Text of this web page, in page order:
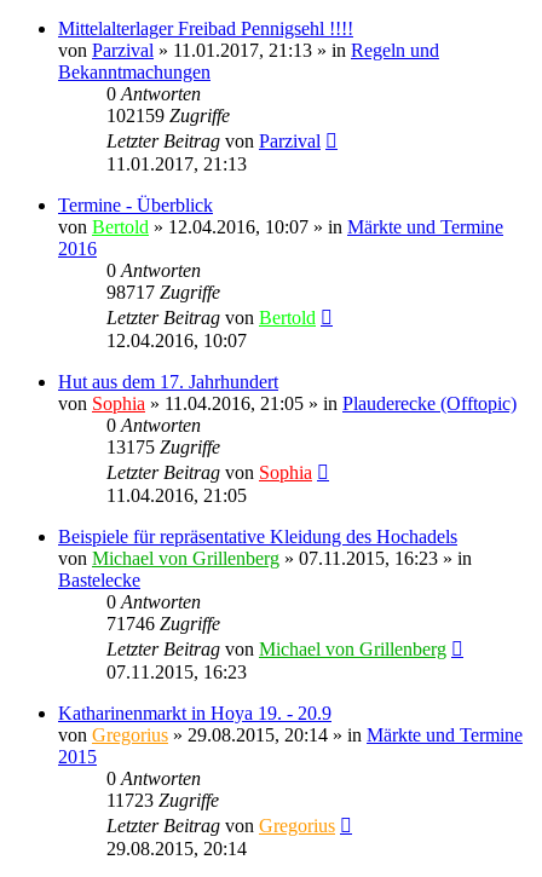
Mittelalterlager Freibad Pennigsehl !!!!
von Parzival » 11.01.2017, 21:13 » in Regeln und
Bekanntmachungen
0 Antworten
102159 Zugriffe
Letzter Beitrag von Parzival
11.01.2017, 21:13
Termine - Überblick
von Bertold » 12.04.2016, 10:07 » in Märkte und Termine
2016
0 Antworten
98717 Zugriffe
Letzter Beitrag von Bertold
12.04.2016, 10:07
Hut aus dem 17. Jahrhundert
von Sophia » 11.04.2016, 21:05 » in Plauderecke (Offtopic)
0 Antworten
13175 Zugriffe
Letzter Beitrag von Sophia
11.04.2016, 21:05
Beispiele für repräsentative Kleidung des Hochadels
von Michael von Grillenberg » 07.11.2015, 16:23 » in
Bastelecke
0 Antworten
71746 Zugriffe
Letzter Beitrag von Michael von Grillenberg
07.11.2015, 16:23
Katharinenmarkt in Hoya 19. - 20.9
von Gregorius » 29.08.2015, 20:14 » in Märkte und Termine
2015
0 Antworten
11723 Zugriffe
Letzter Beitrag von Gregorius
29.08.2015, 20:14